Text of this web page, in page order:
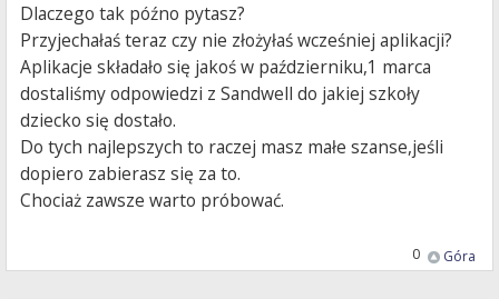
Dlaczego tak późno pytasz?
Przyjechałaś teraz czy nie złożyłaś wcześniej aplikacji?
Aplikacje składało się jakoś w październiku,1 marca
dostaliśmy odpowiedzi z Sandwell do jakiej szkoły
dziecko się dostało.
Do tych najlepszych to raczej masz małe szanse,jeśli
dopiero zabierasz się za to.
Chociaż zawsze warto próbować.
Góra
0